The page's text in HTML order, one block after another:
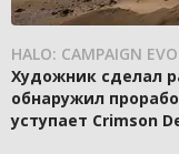
HALO: CAMPAIGN
Художник сделал
обнаружил
уступает Crimson